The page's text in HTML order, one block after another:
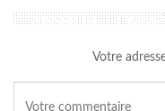
LAISSER UN
Votre